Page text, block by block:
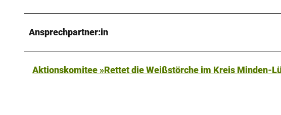
Ansprechpartner:in
Aktionskomitee »Rettet die Weißstörche im Kreis Minden-